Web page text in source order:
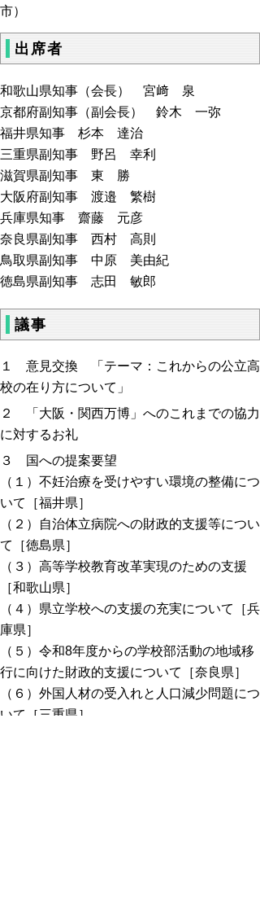
市）
出席者
和歌山県知事（会長） 宮﨑 泉
京都府副知事（副会長） 鈴木 一弥
福井県知事 杉本 達治
三重県副知事 野呂 幸利
滋賀県副知事 東 勝
大阪府副知事 渡邉 繁樹
兵庫県知事 齋藤 元彦
奈良県副知事 西村 高則
鳥取県副知事 中原 美由紀
徳島県副知事 志田 敏郎
議事
１ 意見交換 「テーマ：これからの公立高
校の在り方について」
２ 「大阪・関西万博」へのこれまでの協力
に対するお礼
３ 国への提案要望
（１）不妊治療を受けやすい環境の整備につ
いて［福井県］
（２）自治体立病院への財政的支援等につい
て［徳島県］
（３）高等学校教育改革実現のための支援
［和歌山県］
（４）県立学校への支援の充実について［兵
庫県］
（５）令和8年度からの学校部活動の地域移
行に向けた財政的支援について［奈良県］
（６）外国人材の受入れと人口減少問題につ
いて［三重県］